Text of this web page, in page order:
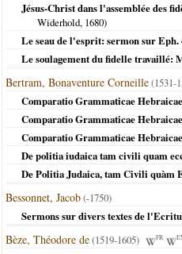
Jésus-Christ dans l'assemblée des
Widerhold, 1680)
Le seau de l'esprit: sermon sur Eph.
Le soulagement du fidelle travaillé:
Bertram, Bonaventure Corneille(1531-
Comparatio Grammaticae
Comparatio Grammaticae
Comparatio Grammaticae
De politia iudaica tam civili quam
De Politia Judaica, tam Civili quàm
Bessonnet, Jacob(-1750)
Sermons sur divers textes de
Bèze, Théodore de(1519-1605) FR